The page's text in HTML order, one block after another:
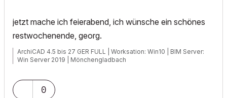
jetzt mache ich feierabend, ich wünsche ein schönes
restwochenende, georg.
ArchiCAD 4.5 bis 27 GER FULL | Worksation: Win10 | BIM Server:
Win Server 2019 | Mönchengladbach
0